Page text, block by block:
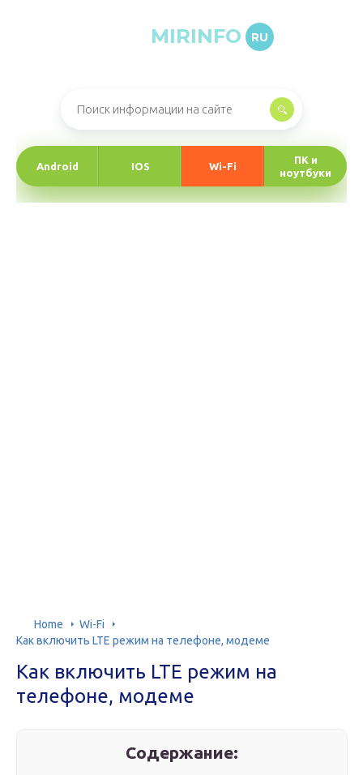
MIRINFO RU
Android IOS Wi-Fi
ПК и
ноутбуки
Home
Wi-Fi
Как включить LTE режим на телефоне, модеме
Как включить LTE режим на
телефоне, модеме
Содержание: